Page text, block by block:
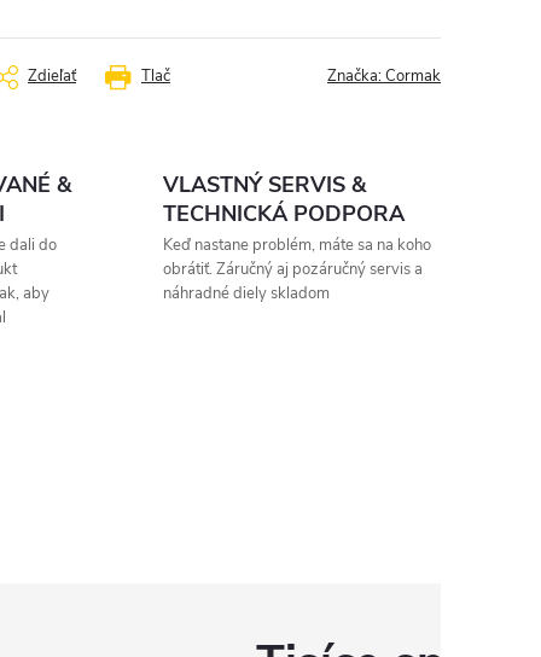
Tlač
Zdieľať Značka:Cormak
&
dali do
aby
VLASTNÝ SERVIS &
TECHNICKÁ PODPORA
Keď nastane problém, máte sa na koho
obrátiť. Záručný aj pozáručný servis a
náhradné diely skladom